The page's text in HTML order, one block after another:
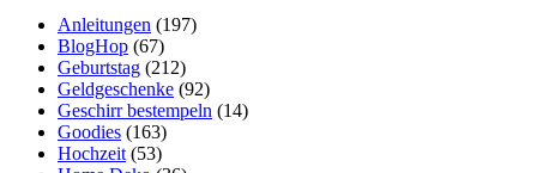
Anleitungen (197)
BlogHop (67)
Geburtstag (212)
Geldgeschenke (92)
Geschirr bestempeln (14)
Goodies (163)
Hochzeit (53)